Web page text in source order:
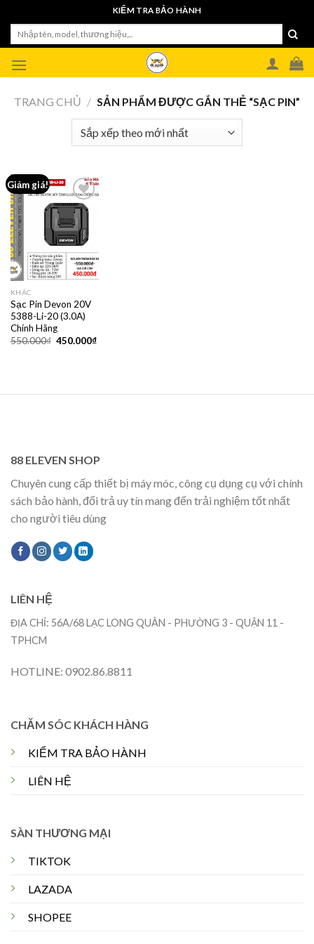
content
KIỂM TRA BẢO HÀNH
TRANG CHỦ / SẢN PHẨM ĐƯỢC GẮN THẺ “SẠC PIN”
Giảm giá!
KHÁC
Sạc Pin Devon 20V
5388-Li-20 (3.0A)
Chính Hãng
550.000₫ Giá
450.000₫Giá
88 ELEVEN SHOP
Chuyên cung cấp thiết bị máy móc, công cụ dụng cụ với chính
sách bảo hành, đổi trả uy tín mang đến trải nghiệm tốt nhất
cho người tiêu dùng
CHĂM SÓC KHÁCH HÀNG
KIỂM TRA BẢO HÀNH
LIÊN HỆ
SÀN THƯƠNG MẠI
TIKTOK
LAZADA
SHOPEE
LIÊN HỆ
ĐỊA CHỈ: 56A/68 LẠC LONG QUÂN - PHƯỜNG 3 - QUẬN 11 -
TPHCM
HOTLINE: 0902.86.8811